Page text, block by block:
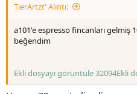
TierArtzt' Alıntı:
a101'e espresso fincanları gelmiş
beğendim
Ekli dosyayı görüntüle 32094Ekli